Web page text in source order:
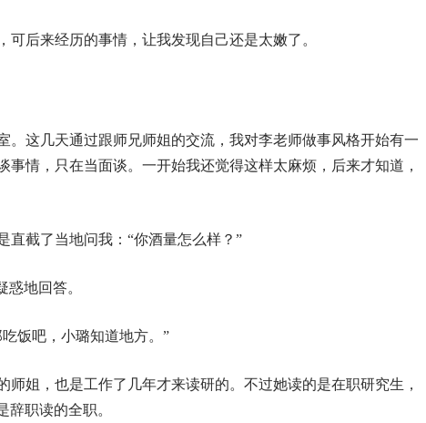
可后来经历的事情，让我发现自己还是太嫩了。
。这几天通过跟师兄师姐的交流，我对李老师做事风格开始有一
事情，只在当面谈。一开始我还觉得这样太麻烦，后来才知道，
直截了当地问我：“你酒量怎么样？”
惑地回答。
饭吧，小璐知道地方。”
师姐，也是工作了几年才来读研的。不过她读的是在职研究生，
职读的全职。